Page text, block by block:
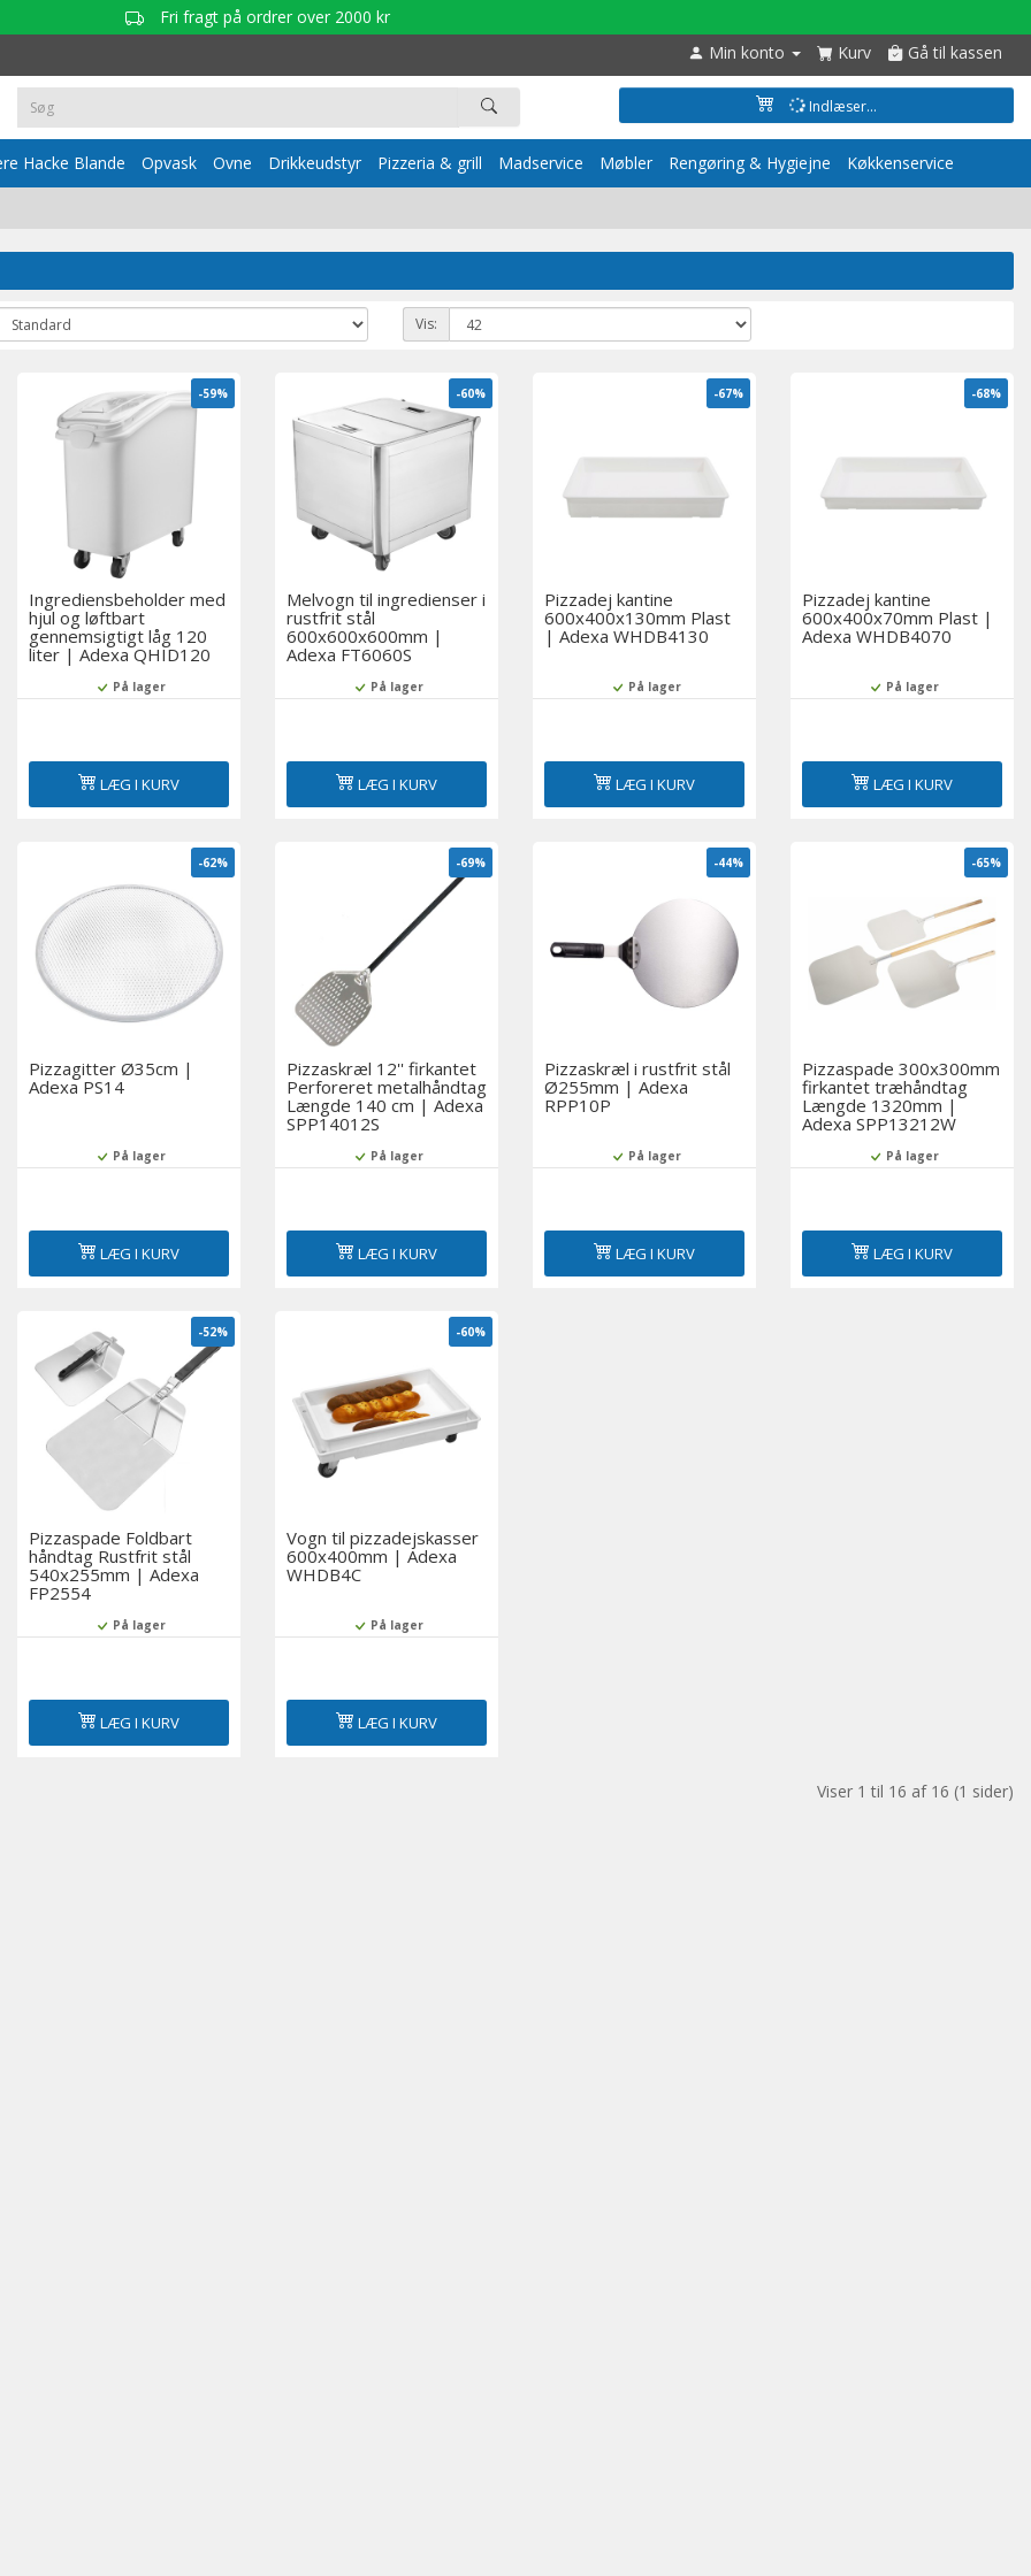
Fri fragt på ordrer over 2000 kr
Min konto Kurv Gå til kassen
Indlæser...
Hacke Blande Opvask Ovne Drikkeudstyr Pizzeria & grill Madservice Møbler Rengøring & Hygiejne Køkkenservice
Vis:
-59%
Ingrediensbeholder med
hjul og løftbart
gennemsigtigt låg 120
liter | Adexa QHID120
På lager
LÆG I KURV
-60%
Melvogn til ingredienser i
rustfrit stål
600x600x600mm |
Adexa FT6060S
På lager
LÆG I KURV
-67%
Pizzadej kantine
600x400x130mm Plast
| Adexa WHDB4130
På lager
LÆG I KURV
-68%
Pizzadej kantine
600x400x70mm Plast |
Adexa WHDB4070
På lager
LÆG I KURV
-62%
Pizzagitter Ø35cm |
Adexa PS14
På lager
LÆG I KURV
-69%
Pizzaskræl 12'' firkantet
Perforeret metalhåndtag
Længde 140 cm | Adexa
SPP14012S
På lager
LÆG I KURV
-44%
Pizzaskræl i rustfrit stål
Ø255mm | Adexa
RPP10P
På lager
LÆG I KURV
-65%
Pizzaspade 300x300mm
firkantet træhåndtag
Længde 1320mm |
Adexa SPP13212W
På lager
LÆG I KURV
-52%
Pizzaspade Foldbart
håndtag Rustfrit stål
540x255mm | Adexa
FP2554
På lager
LÆG I KURV
-60%
Vogn til pizzadejskasser
600x400mm | Adexa
WHDB4C
På lager
LÆG I KURV
Viser 1 til 16 af 16 (1 sider)